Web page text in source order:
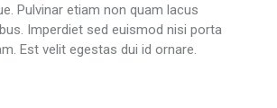
Pulvinar etiam non quam lacus
Imperdiet sed euismod nisi porta
Est velit egestas dui id ornare.